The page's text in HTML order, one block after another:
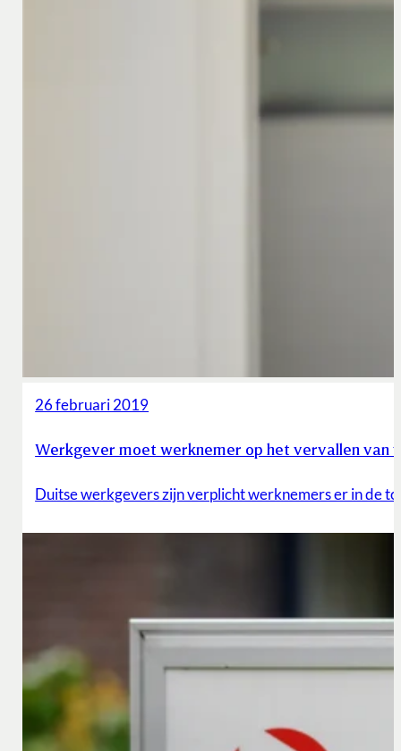
26 februari 2019
Werkgever moet werknemer op het vervallen van
Duitse werkgevers zijn verplicht werknemers er in de